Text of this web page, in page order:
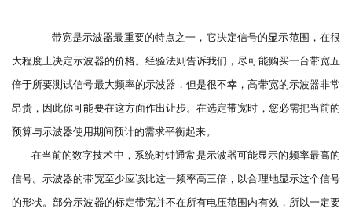
带宽是示波器最重要的特点之一，它决定信号的显示范围，在很
大程度上决定示波器的价格。经验法则告诉我们，尽可能购买一台带宽五
倍于所要测试信号最大频率的示波器，但是很不幸，高带宽的示波器非常
昂贵，因此你可能要在这方面作出让步。在选定带宽时，您必需把当前的
预算与示波器使用期间预计的需求平衡起来。
在当前的数字技术中，系统时钟通常是示波器可能显示的频率最高的
信号。示波器的带宽至少应该比这一频率高三倍，以合理地显示这个信号
的形状。部分示波器的标定带宽并不在所有电压范围内有效，所以一定要